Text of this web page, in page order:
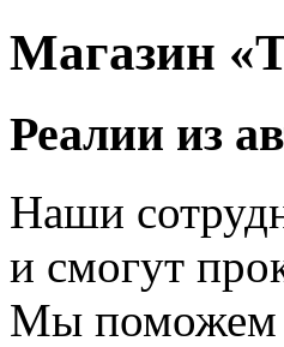
Магазин
Реалии из
Наши
и смогут
Мы поможем